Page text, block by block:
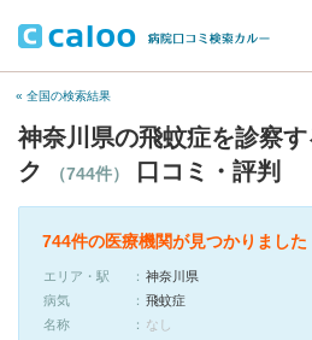
« 全国の検索結果
神奈川県の飛蚊症を診察
ク
（744件） 口コミ・評判
744件の医療機関が見つかりました
エリア・駅
神奈川県
病気
飛蚊症
名称
なし